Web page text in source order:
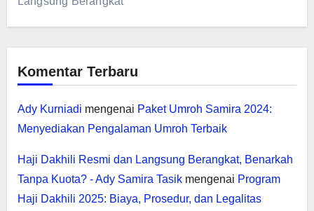
Komentar Terbaru
Ady Kurniadi mengenai Paket Umroh Samira 2024:
Menyediakan Pengalaman Umroh Terbaik
Haji Dakhili Resmi dan Langsung Berangkat, Benarkah
Tanpa Kuota? - Ady Samira Tasikmengenai Program
Haji Dakhili 2025: Biaya, Prosedur, dan Legalitas